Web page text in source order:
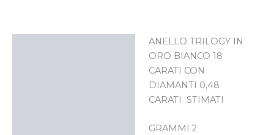
ANELLO TRILOGY IN
ORO BIANCO 18
CARATI CON
DIAMANTI 0,48
CARATI STIMATI
GRAMMI 2